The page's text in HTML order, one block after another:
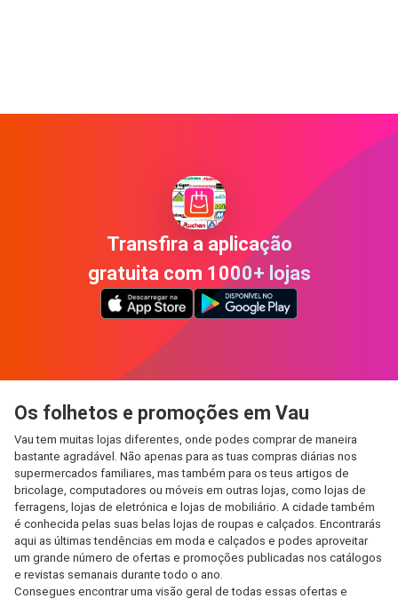
Transfira a aplicação
gratuita com 1000+ lojas
Os folhetos e promoções em Vau
Vau tem muitas lojas diferentes, onde podes comprar de maneira
bastante agradável. Não apenas para as tuas compras diárias nos
supermercados familiares, mas também para os teus artigos de
bricolage, computadores ou móveis em outras lojas, como lojas de
ferragens, lojas de eletrónica e lojas de mobiliário. A cidade também
é conhecida pelas suas belas lojas de roupas e calçados. Encontrarás
aqui as últimas tendências em moda e calçados e podes aproveitar
um grande número de ofertas e promoções publicadas nos catálogos
e revistas semanais durante todo o ano.
Consegues encontrar uma visão geral de todas essas ofertas e